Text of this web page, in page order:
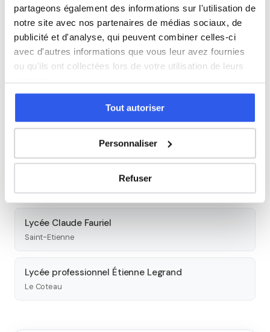
partageons également des informations sur l'utilisation de
notre site avec nos partenaires de médias sociaux, de
publicité et d'analyse, qui peuvent combiner celles-ci
avec d'autres informations que vous leur avez fournies
ou qu'ils ont collectées lors de votre utilisation de leurs
services.
Tout autoriser
Personnaliser
Refuser
Lycée Honoré d'Urfé
Saint-Etienne
Campus Saint-Michel - Enseignement supérieur
Saint-Etienne
Cité scolaire Monnet Fourneyron - LEGT Jean
Monnet
Lycée professionnel privé le Marais Sainte-Thérèse
Lycée Claude Fauriel
Saint-Etienne
Lycée professionnel Étienne Legrand
Le Coteau